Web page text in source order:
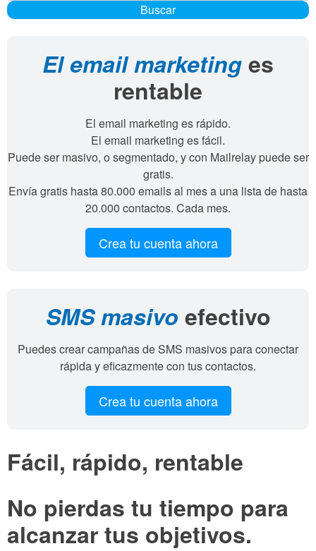
Buscar
El email marketinges
rentable
El email marketing es rápido.
El email marketing es fácil.
Puede ser masivo, o segmentado, y con Mailrelay puede ser
gratis.
Envía gratis hasta 80.000 emails al mes a una lista de hasta
20.000 contactos. Cada mes.
Crea tu cuenta ahora
SMS masivo efectivo
Puedes crear campañas de SMS masivos para conectar
rápida y eficazmente con tus contactos.
Crea tu cuenta ahora
Fácil, rápido, rentable
No pierdas tu tiempo para
alcanzar tus objetivos.